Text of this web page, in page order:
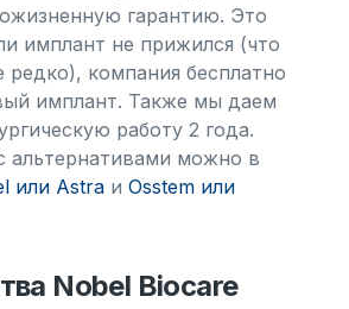
гарантию. Это
имплант не прижился (что
редко), компания бесплатно
имплант. Также мы даем
работу 2 года.
альтернативами можно в
или Astra и Osstem или
Nobel Biocare